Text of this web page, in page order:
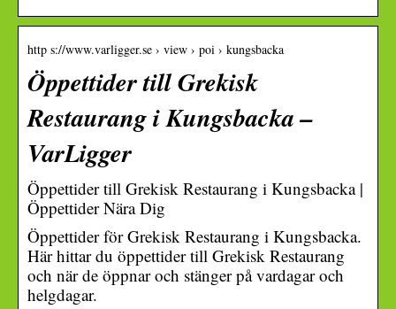
http s://www.varligger.se › view › poi › kungsbacka
Öppettider till Grekisk
Restaurang i Kungsbacka –
VarLigger
Öppettider till Grekisk Restaurang i Kungsbacka |
Öppettider Nära Dig
Öppettider för Grekisk Restaurang i Kungsbacka.
Här hittar du öppettider till Grekisk Restaurang
och när de öppnar och stänger på vardagar och
helgdagar.